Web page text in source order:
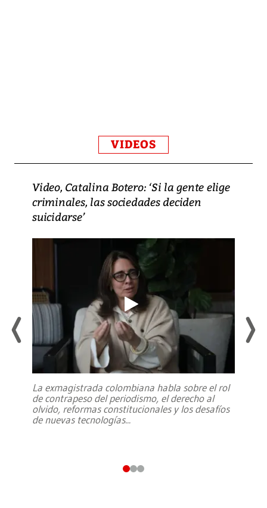
VIDEOS
Video, Catalina Botero: ‘Si la gente elige
criminales, las sociedades deciden
suicidarse’
La exmagistrada colombiana habla sobre el rol
de contrapeso del periodismo, el derecho al
olvido, reformas constitucionales y los desafíos
de nuevas tecnologías...